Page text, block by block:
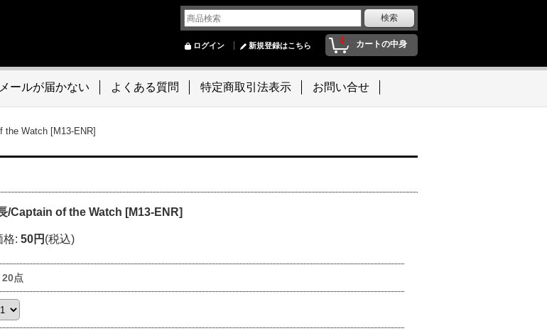
0 カートの中身
ログイン 新規登録はこちら
メールが届かない よくある質問 特定商取引法表示 お問い合せ
the Watch [M13-ENR]
/Captain of the Watch [M13-ENR]
格: 50円 (税込)
20点